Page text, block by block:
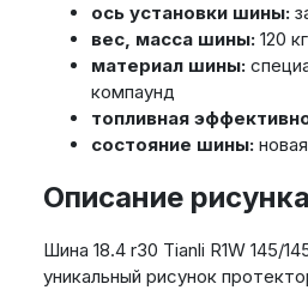
ось установки шины:
вес, масса шины:120 кг
материал шины:
компаунд
топливная
состояние шины:новая
Описание
Шина 18.4 r30 Tianli R1W 145/
уникальный рисунок